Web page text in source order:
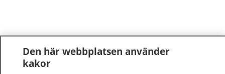
Den här webbplatsen använder
kakor